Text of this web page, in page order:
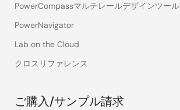
PowerCompassマルチレールデザインツール
PowerNavigator
Lab on the Cloud
クロスリファレンス
ご購入/サンプル請求